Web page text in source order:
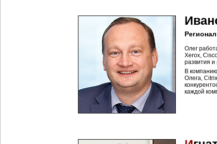
Олег
Xerox,
развития и
В
Олега,
каждой